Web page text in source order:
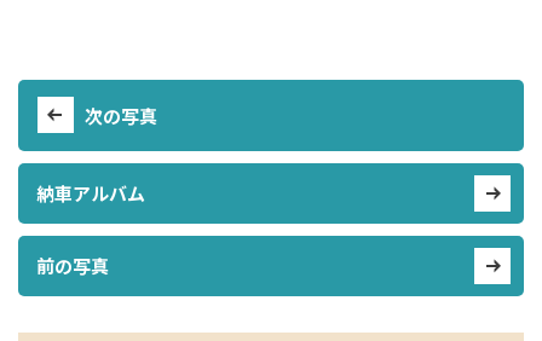
次の写真
納車アルバム
前の写真